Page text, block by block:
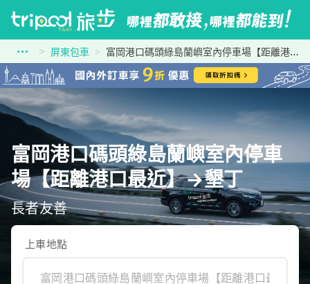
屏東包車 富岡港口碼頭綠島蘭嶼室內停車場【距離港口最近】到墾丁
富岡港口碼頭綠島蘭嶼室內停車
場【距離港口最近】→墾丁
長者友善
上車地點